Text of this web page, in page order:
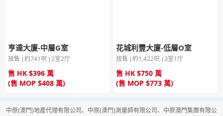
亨達大廈-中層G室
放售 約741呎 2室2厅
售 HK $396 萬
(售 MOP $408 萬)
花城利豐大廈-低層O室
放售 約1,422呎 3室1厅
售 HK $750 萬
(售 MOP $773 萬)
中原(澳門)地產代理有限公司、中原(澳門)測量師有限公司、中原澳門集團有限公